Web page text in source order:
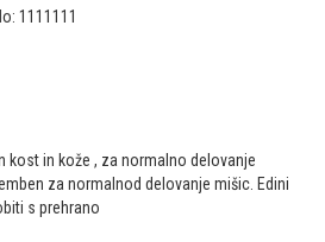
1111111
kost in kože , za normalno delovanje
za normalnod delovanje mišic. Edini
s prehrano